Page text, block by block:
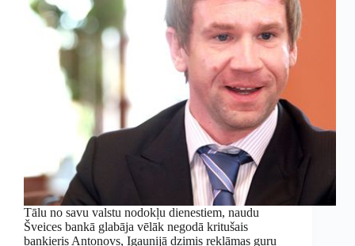
Tālu no savu valstu nodokļu dienestiem, naudu
Šveices bankā glabāja vēlāk negodā kritušais
baņķieris Antonovs, Igaunijā dzimis reklāmas guru